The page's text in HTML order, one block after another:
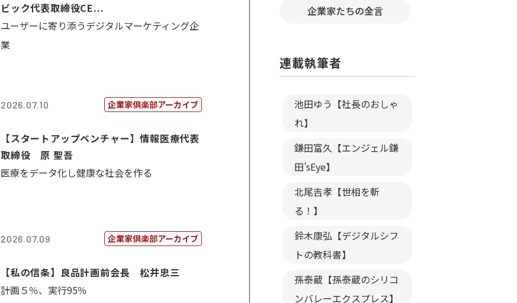
ビック代表取締役CE...
ユーザーに寄り添うデジタルマーケティング企
業
2026.07.10 企業家倶楽部アーカイブ
【スタートアップベンチャー】情報医療代表
取締役 原 聖吾
医療をデータ化し健康な社会を作る
2026.07.09 企業家倶楽部アーカイブ
【私の信条】良品計画前会長 松井忠三
計画５％、実行95％
企業家たちの金言
連載執筆者
池田ゆう【社長のおしゃ
れ】
鎌田富久【エンジェル鎌
田’sEye】
北尾吉孝【世相を斬
る！】
鈴木康弘【デジタルシフ
トの教科書】
孫泰蔵【孫泰蔵のシリコ
ンバレーエクスプレス】